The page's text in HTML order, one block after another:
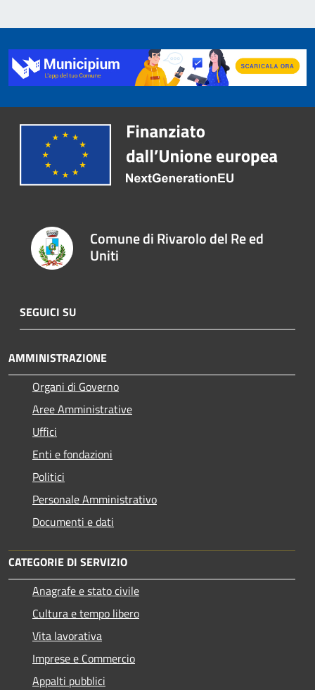
Comune di Rivarolo del Re ed
Uniti
SEGUICI SU
AMMINISTRAZIONE
Organi di Governo
Aree Amministrative
Uffici
Enti e fondazioni
Politici
Personale Amministrativo
Documenti e dati
CATEGORIE DI SERVIZIO
Anagrafe e stato civile
Cultura e tempo libero
Vita lavorativa
Imprese e Commercio
Appalti pubblici